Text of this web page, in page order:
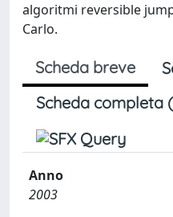
algoritmi reversible
Carlo.
Scheda breve
Scheda completa
Anno
2003